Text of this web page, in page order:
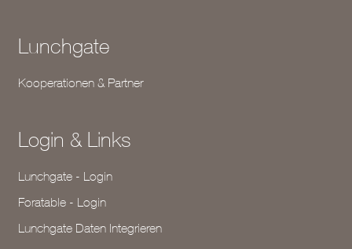
Lunchgate
Kooperationen & Partner
Login & Links
Lunchgate - Login
Foratable - Login
Lunchgate Daten Integrieren